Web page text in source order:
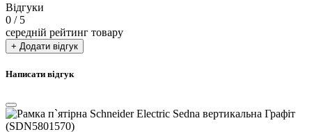
Відгуки
0 / 5
середній рейтинг товару
+ Додати відгук
Написати відгук